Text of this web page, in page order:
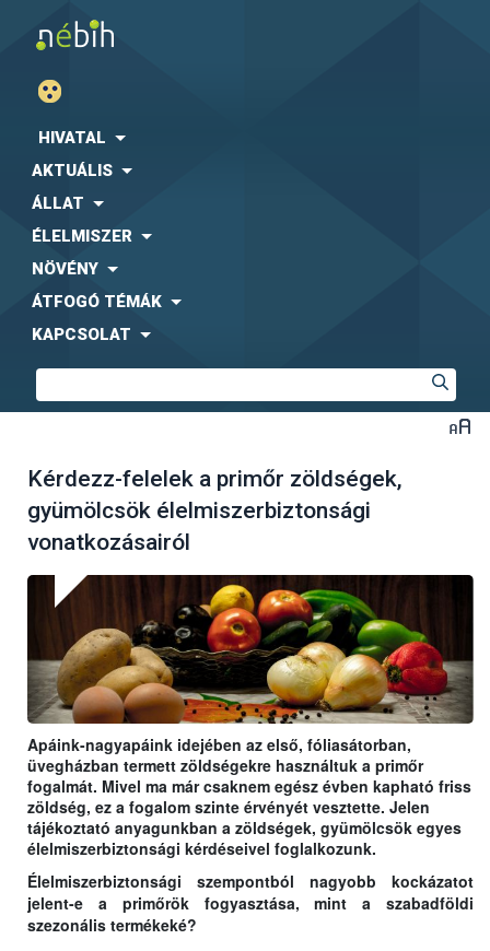
HIVATAL
AKTUÁLIS
ÁLLAT
ÉLELMISZER
NÖVÉNY
ÁTFOGÓ TÉMÁK
KAPCSOLAT
Kérdezz-felelek a primőr zöldségek,
gyümölcsök élelmiszerbiztonsági
vonatkozásairól
Apáink-nagyapáink idejében az első, fóliasátorban,
üvegházban termett zöldségekre használtuk a primőr
fogalmát. Mivel ma már csaknem egész évben kapható friss
zöldség, ez a fogalom szinte érvényét vesztette. Jelen
tájékoztató anyagunkban a zöldségek, gyümölcsök egyes
élelmiszerbiztonsági kérdéseivel foglalkozunk.
Élelmiszerbiztonsági szempontból nagyobb kockázatot
jelent-e a primőrök fogyasztása, mint a szabadföldi
szezonális termékeké?